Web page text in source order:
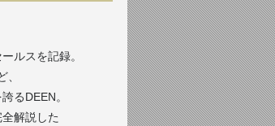
ルスを記録。
るDEEN。
解説した